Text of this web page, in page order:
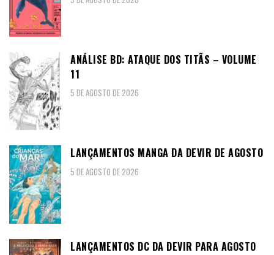
ANÁLISE BD: ATAQUE DOS TITÃS – VOLUME
11
5 DE AGOSTO DE 2026
LANÇAMENTOS MANGA DA DEVIR DE AGOSTO
5 DE AGOSTO DE 2026
LANÇAMENTOS DC DA DEVIR PARA AGOSTO